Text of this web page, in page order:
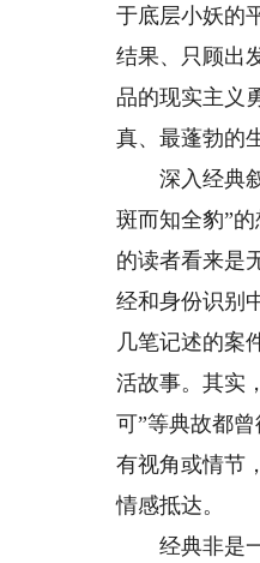
于底层小妖的
结果、只顾出
品的现实主义
真、最蓬勃的
深入经典叙
斑而知全豹”
的读者看来是
经和身份识别
几笔记述的案
活故事。其实
可”等典故都
有视角或情节
情感抵达。
经典非是一